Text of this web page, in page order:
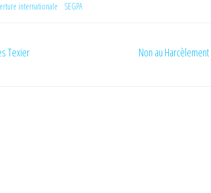
internationale SEGPA
Texier
Non au